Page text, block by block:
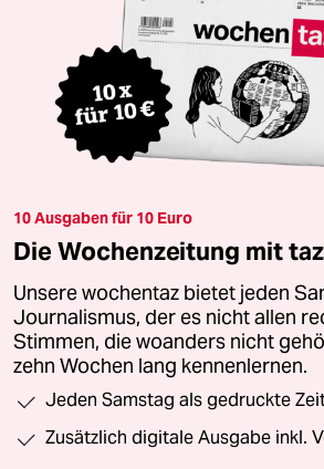
10 Ausgaben für 10 Euro
Die Wochenzeitung mit
Unsere wochentaz bietet jeden
Journalismus, der es nicht allen
Stimmen, die woanders nicht
zehn Wochen lang kennenlernen.
Jeden Samstag als gedruckte
Zusätzlich digitale Ausgabe inkl.